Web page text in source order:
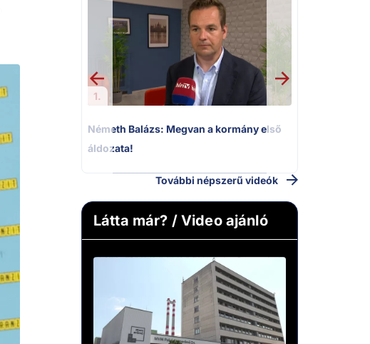
1.
Németh Balázs: Megvan a kormány első
áldozata!
További népszerű videók
Látta már? / Video ajánló